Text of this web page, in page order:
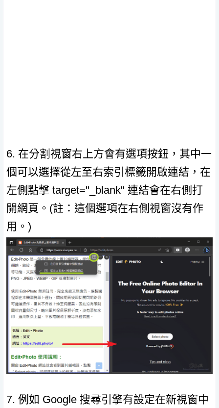
6. 在分割視窗右上方會有選項按鈕，其中一
個可以選擇從左至右索引標籤開啟連結，在
左側點擊 target="_blank" 連結會在右側打
開網頁。(註：這個選項在右側視窗沒有作
用。)
7. 例如 Google 搜尋引擎有設定在新視窗中